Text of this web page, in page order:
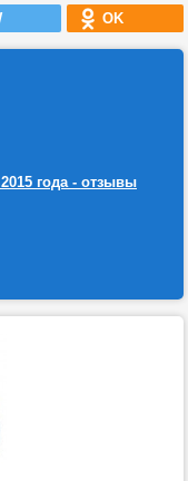
OK
года - отзывы